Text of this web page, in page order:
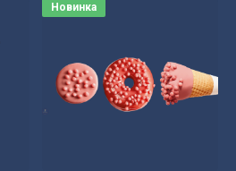
Новинка